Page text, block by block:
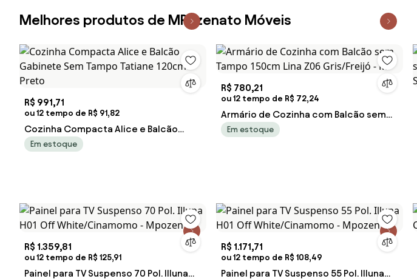
Melhores produtos de MPozenato Móveis
R$ 991,71
ou 12 tempo de R$ 91,82
Cozinha Compacta Alice e Balcão
Gabinete Sem Tampo Tatiane 120cm
Em estoque
R$ 780,21
ou 12 tempo de R$ 72,24
Armário de Cozinha com Balcão sem
Tampo 150cm Lina Z06 Gris/Freijó - M
Em estoque
R$ 1.359,81
ou 12 tempo de R$ 125,91
Painel para TV Suspenso 70 Pol. Illuna
R$ 1.171,71
ou 12 tempo de R$ 108,49
Painel para TV Suspenso 55 Pol. Illuna